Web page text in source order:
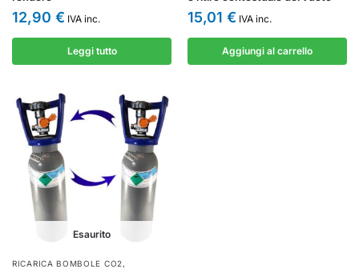
12,90 € IVA inc.
Leggi tutto
15,01 € IVA inc.
Aggiungi al carrello
Esaurito
RICARICA BOMBOLE CO2,